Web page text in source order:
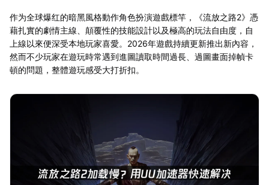
作为全球爆红的暗黑風格動作角色扮演遊戲標竿，《流放之路2》憑
藉扎實的劇情主線、顛覆性的技能設計以及極高的玩法自由度，自
上線以來便深受本地玩家喜愛。2026年遊戲持續更新推出新內容，
然而不少玩家在遊玩時常遇到進圖讀取時間過長、過圖畫面掉幀卡
頓的問題，整體遊玩感受大打折扣。